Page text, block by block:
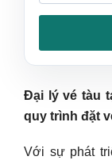
Đại lý vé tàu
quy trình đặt
Với sự phát